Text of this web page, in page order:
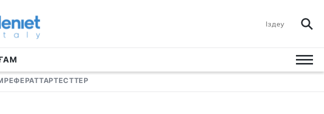
РЕФЕРАТТАРТЕСТТЕР